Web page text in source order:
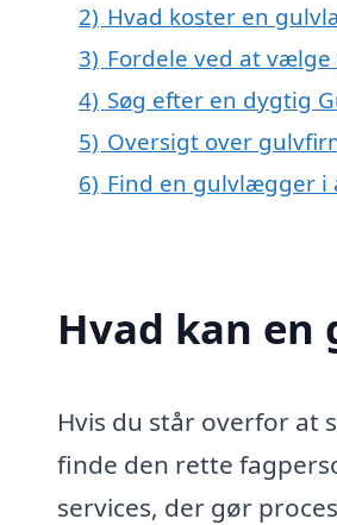
2) Hvad koster en
3) Fordele ved at
4) Søg efter en dygtig
5) Oversigt over
6) Find en gulvlægger i
Hvad kan
Hvis du står overfor at
finde den rette
services, der gør